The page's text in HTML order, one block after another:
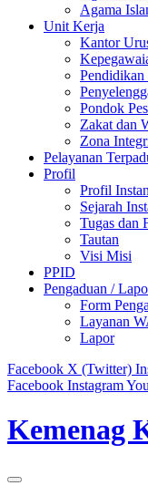
Agama
Unit Kerja
Kantor
Pendidikan
Pondok
Zakat dan
Zona
Pelayanan
Profil
Profil
Sejarah
Tugas dan
Tautan
Visi Misi
PPID
Pengaduan /
Form
Layanan
Lapor
Facebook X (Twitter)
Facebook Instagram
Kemenag